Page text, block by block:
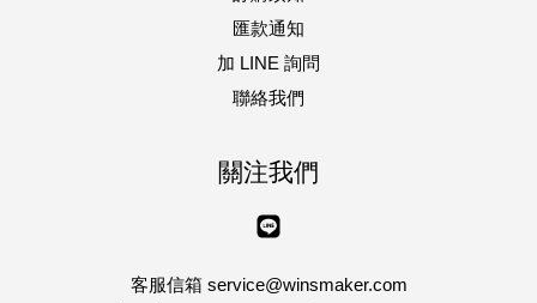
匯款通知
加 LINE 詢問
聯絡我們
關注我們
客服信箱 service@winsmaker.com